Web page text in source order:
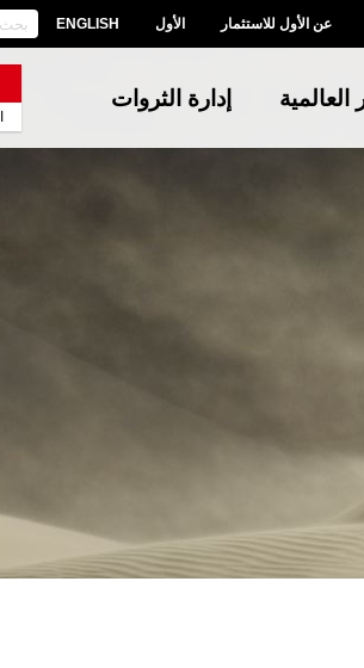
عن الأول للاستثمار الأول ENGLISH
إدارة الثروات